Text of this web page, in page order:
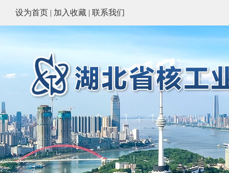
设为首页 | 加入收藏 | 联系我们